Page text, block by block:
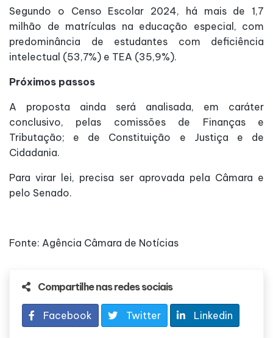
Segundo o Censo Escolar 2024, há mais de 1,7
milhão de matrículas na educação especial, com
predominância de estudantes com deficiência
intelectual (53,7%) e TEA (35,9%).
Próximos passos
A proposta ainda será analisada, em caráter
conclusivo, pelas comissões de Finanças e
Tributação; e de Constituição e Justiça e de
Cidadania.
Para virar lei, precisa ser aprovada pela Câmara e
pelo Senado.
Fonte: Agência Câmara de Notícias
Compartilhe nas redes sociais
Facebook Twitter Linkedin